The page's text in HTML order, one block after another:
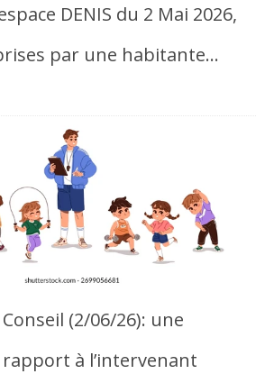
DENIS du 2 Mai 2026,
par une habitante…
(2/06/26): une
à l’intervenant